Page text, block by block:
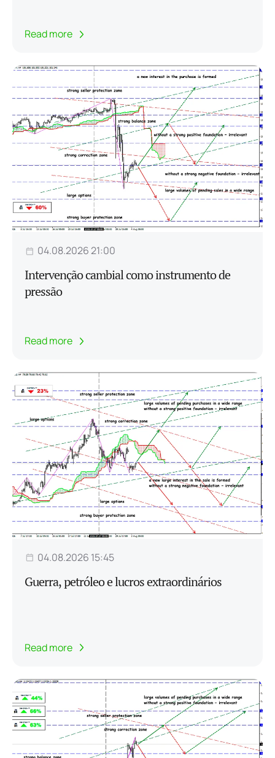
Read more
04.08.2026 21:00
Intervenção cambial como instrumento de
pressão
Read more
04.08.2026 15:45
Guerra, petróleo e lucros extraordinários
Read more